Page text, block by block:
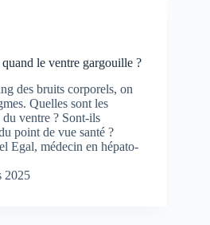
le ventre gargouille ?
des bruits corporels, on
Quelles sont les
du ventre ? Sont-ils
point de vue santé ?
Egal, médecin en hépato-
2025